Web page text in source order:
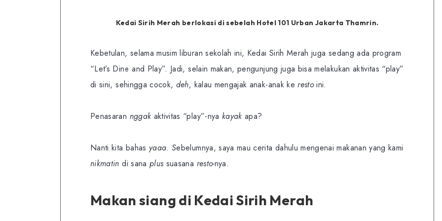
Kedai Sirih Merah berlokasi di sebelah Hotel 101 Urban Jakarta Thamrin.
Kebetulan, selama musim liburan sekolah ini, Kedai Sirih Merah juga sedang ada program
“Let’s Dine and Play”. Jadi, selain makan, pengunjung juga bisa melakukan aktivitas “play”
di sini, sehingga cocok, deh, kalau mengajak anak-anak kerestoini.
Penasaran nggak aktivitas “play”-nya kayakapa?
Nanti kita bahas yaaa. Sebelumnya, saya mau cerita dahulu mengenai makanan yang kami
nikmatindi sana plus suasana resto-nya.
Makan siang di Kedai Sirih Merah